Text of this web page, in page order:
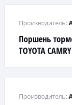
Поршень
TOYOTA
Производитель:
Производитель: